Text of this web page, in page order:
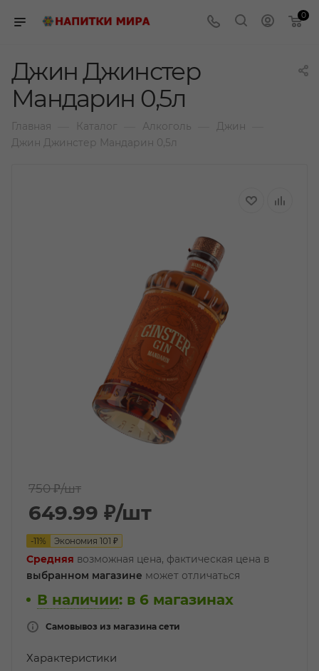
0
Джин Джинстер
Мандарин 0,5л
Главная Каталог Алкоголь Джин
Джин Джинстер Мандарин 0,5л
750 ₽/шт
649.99 ₽/шт
-11% Экономия 101 ₽
Средняя возможная цена, фактическая цена в
выбранном магазине может отличаться
В наличии: в 6 магазинах
Самовывоз из магазина сети
Характеристики